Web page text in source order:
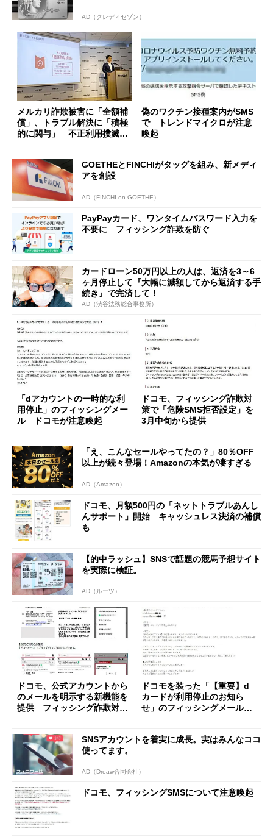
AD（クレディセゾン）
メルカリ詐欺被害に「全額補
償」、トラブル解決に「積極
的に関与」 不正利用撲滅の
偽のワクチン接種案内がSMS
で トレンドマイクロが注意
喚起
GOETHEとFINCHIがタッグを組み、新メディ
アを創設
AD（FINCHI on GOETHE）
PayPayカード、ワンタイムパスワード入力を
不要に フィッシング詐欺を防ぐ
カードローン50万円以上の人は、返済を3～6
ヶ月停止して『大幅に減額してから返済する手
続き』で完済して！
AD（渋谷法務総合事務所）
「dアカウントの一時的な利
用停止」のフィッシングメー
ル ドコモが注意喚起
ドコモ、フィッシング詐欺対
策で「危険SMS拒否設定」を
3月中旬から提供
「え、こんなセールやってたの？」80％OFF
以上が続々登場！Amazonの本気が凄すぎる
AD（Amazon）
ドコモ、月額500円の「ネットトラブルあんし
んサポート」開始 キャッシュレス決済の補償
も
【的中ラッシュ】SNSで話題の競馬予想サイト
を実際に検証。
AD（ルーツ）
ドコモ、公式アカウントから
のメールを明示する新機能を
提供 フィッシング詐欺対策
ドコモを装った「【重要】d
カードが利用停止のお知ら
せ」のフィッシングメールに
SNSアカウントを着実に成長。実はみんなココ
使ってます。
AD（Dreaw合同会社）
ドコモ、フィッシングSMSについて注意喚起